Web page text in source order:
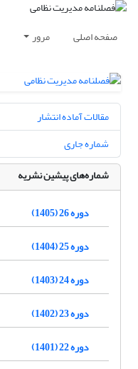
صفحه اصلی مرور
مقالات آماده انتشار
شماره جاری
شماره‌های پیشین نشریه
دوره 26 (1405)
دوره 25 (1404)
دوره 24 (1403)
دوره 23 (1402)
دوره 22 (1401)